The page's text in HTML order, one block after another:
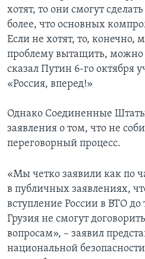
хотят, то они смогут
более, что основных
Если не хотят, то, конечно,
проблему вытащить, можно
сказал Путин 6-го октября
«Россия, вперед!»
Однако Соединенные
заявления о том, что не
переговорный процесс.
«Мы четко заявили как по
в публичных заявлениях,
вступление России в ВТО до
Грузия не смогут
вопросам», – заявил
национальной